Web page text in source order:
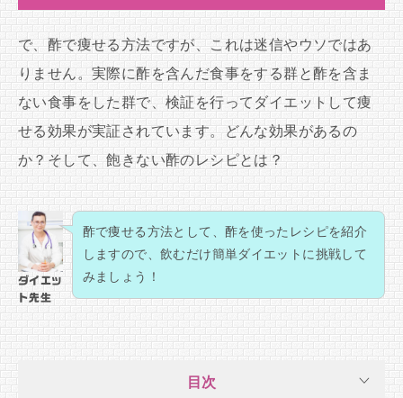
で、酢で痩せる方法ですが、これは迷信やウソではあ
りません。実際に酢を含んだ食事をする群と酢を含ま
ない食事をした群で、検証を行ってダイエットして痩
せる効果が実証されています。どんな効果があるの
か？そして、飽きない酢のレシピとは？
ダイエッ
ト先生
酢で痩せる方法として、酢を使ったレシピを紹介
しますので、飲むだけ簡単ダイエットに挑戦して
みましょう！
目次